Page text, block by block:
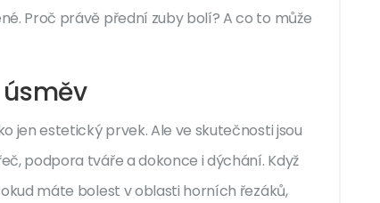
Proč právě přední zuby bolí? A co to může
jen estetický prvek. Ale ve skutečnosti jsou
podpora tváře a dokonce i dýchání. Když
máte bolest v oblasti horních řezáků,